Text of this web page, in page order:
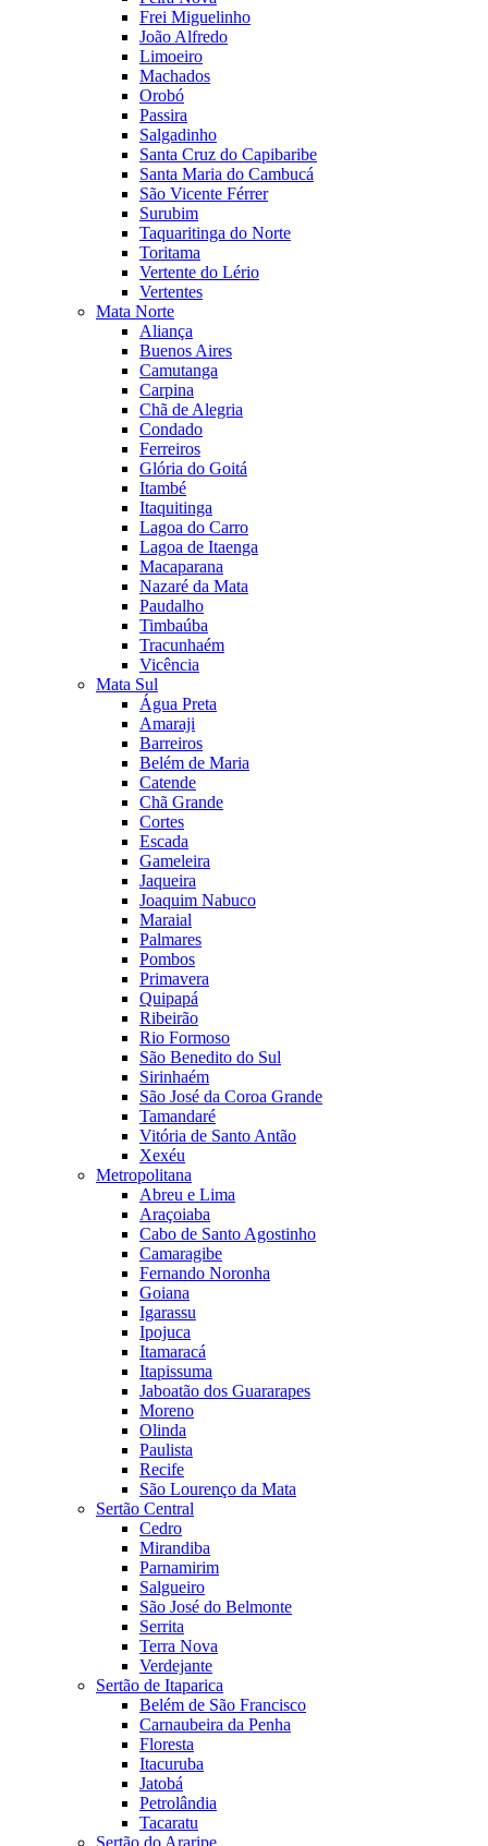
Frei Miguelinho
João Alfredo
Limoeiro
Machados
Orobó
Passira
Salgadinho
Santa Cruz do Capibaribe
Santa Maria do Cambucá
São Vicente Férrer
Surubim
Taquaritinga do Norte
Toritama
Vertente do Lério
Vertentes
Mata Norte
Aliança
Buenos Aires
Camutanga
Carpina
Chã de Alegria
Condado
Ferreiros
Glória do Goitá
Itambé
Itaquitinga
Lagoa do Carro
Lagoa de Itaenga
Macaparana
Nazaré da Mata
Paudalho
Timbaúba
Tracunhaém
Vicência
Mata Sul
Água Preta
Amaraji
Barreiros
Belém de Maria
Catende
Chã Grande
Cortes
Escada
Gameleira
Jaqueira
Joaquim Nabuco
Maraial
Palmares
Pombos
Primavera
Quipapá
Ribeirão
Rio Formoso
São Benedito do Sul
Sirinhaém
São José da Coroa Grande
Tamandaré
Vitória de Santo Antão
Xexéu
Metropolitana
Abreu e Lima
Araçoiaba
Cabo de Santo Agostinho
Camaragibe
Fernando Noronha
Goiana
Igarassu
Ipojuca
Itamaracá
Itapissuma
Jaboatão dos Guararapes
Moreno
Olinda
Paulista
Recife
São Lourenço da Mata
Sertão Central
Cedro
Mirandiba
Parnamirim
Salgueiro
São José do Belmonte
Serrita
Terra Nova
Verdejante
Sertão de Itaparica
Belém de São Francisco
Carnaubeira da Penha
Floresta
Itacuruba
Jatobá
Petrolândia
Tacaratu
Sertão do Araripe